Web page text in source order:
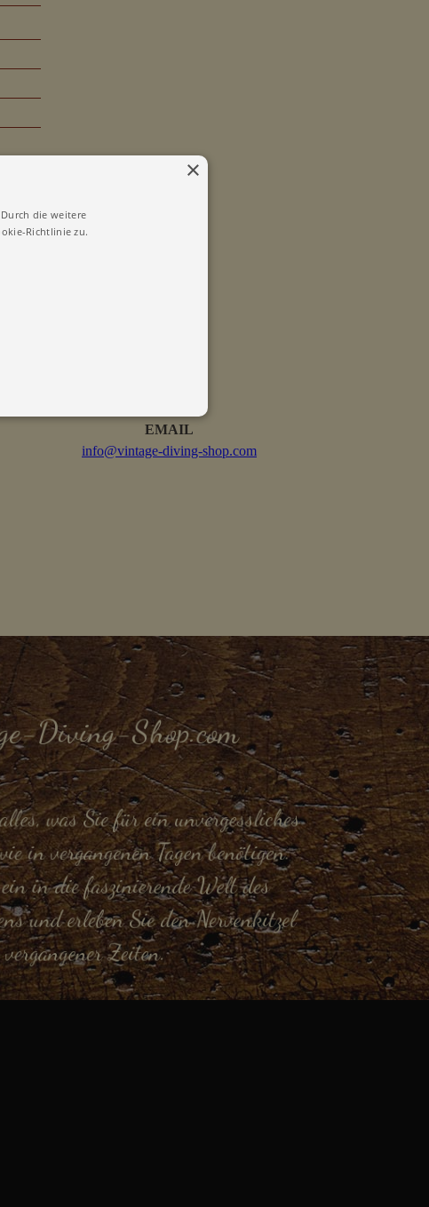
EMAIL
info@vintage-diving-shop.com
Diving-Shop.com
was Sie für ein unvergessliches
in vergangenen Tagen benötigen.
ein in die faszinierende Welt des
und erleben Sie den Nervenkitzel
vergangener Zeiten.
×
die weitere
Richtlinie zu.